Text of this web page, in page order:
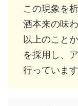
この現象を
酒本来の味
以上のこと
を採用し、
行っています